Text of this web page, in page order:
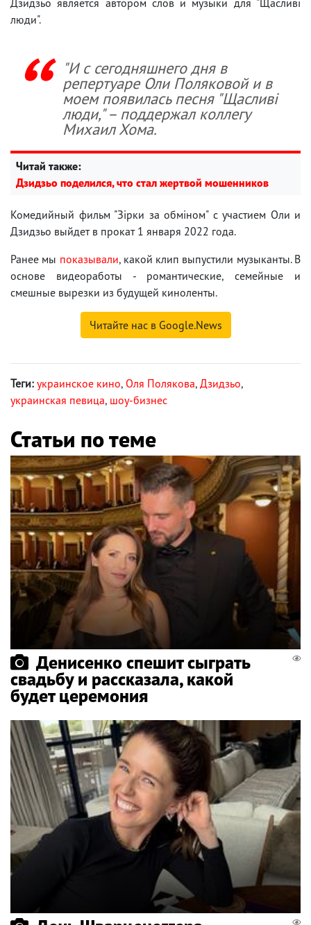
Дзидзьо является автором слов и музыки для "Щасливі
люди".
"И с сегодняшнего дня в
репертуаре Оли Поляковой и в
моем появилась песня "Щасливі
люди," – поддержал коллегу
Михаил Хома.
Читай также:
Дзидзьо поделился, что стал жертвой мошенников
Комедийный фильм "Зірки за обміном" с участием Оли и
Дзидзьо выйдет в прокат 1 января 2022 года.
Ранее мы показывали, какой клип выпустили музыканты. В
основе видеоработы - романтические, семейные и
смешные вырезки из будущей киноленты.
Читайте нас в Google.News
Теги: украинское кино, Оля Полякова, Дзидзьо,
украинская певица, шоу-бизнес
Статьи по теме
Денисенко спешит сыграть
свадьбу и рассказала, какой
будет церемония